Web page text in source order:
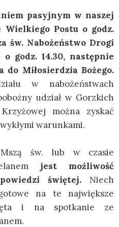
pasyjnym w naszej
Postu o godz.
św. Nabożeństwo Drogi
godz. 14.30, następnie
do Miłosierdzia Bożego.
w nabożeństwach
udział w Gorzkich
można zyskać
warunkami.
św. lub w czasie
jest możliwość
świętej. Niech
na te największe
i na spotkanie ze